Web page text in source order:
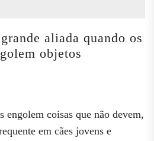
aliada quando os
objetos
engolem coisas que não devem,
em cães jovens e